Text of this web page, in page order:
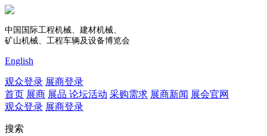
中国国际工程机械、建材机械、
矿山机械、工程车辆及设备博览会
English
观众登录 展商登录
首页 展商 展品 论坛活动 采购需求 展商新闻 展会官网
观众登录 展商登录
搜索